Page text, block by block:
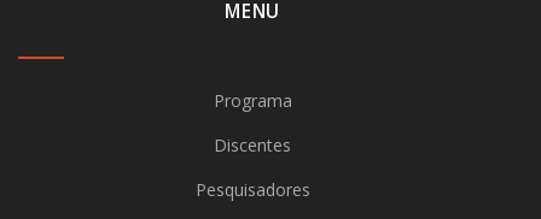
MENU
Programa
Discentes
Pesquisadores